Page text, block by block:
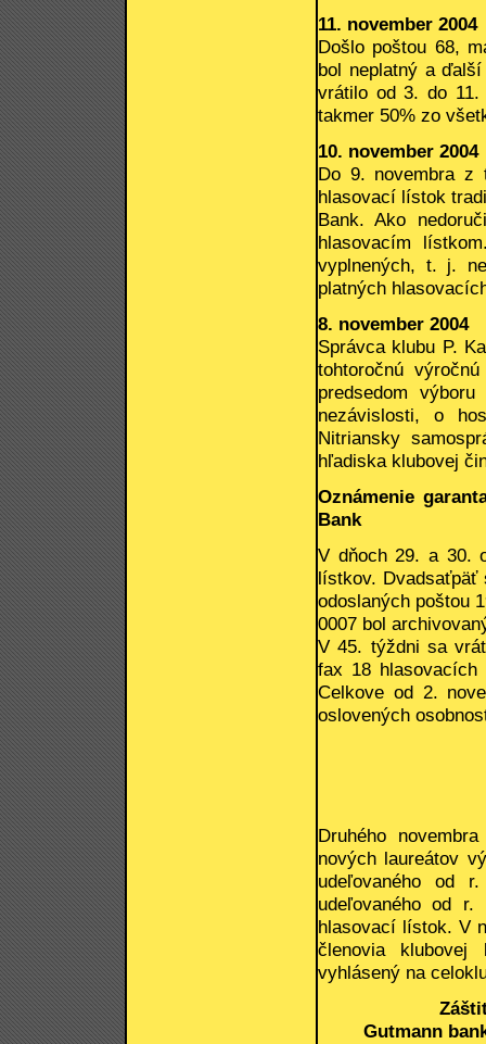
11. november 2004
Došlo poštou 68,
bol neplatný a
vrátilo od 3. do 11.
takmer 50% zo
10. november 2004
Do 9. novembra z
hlasovací lístok
Bank. Ako
hlasovacím
vyplnených, t. j.
platných
8. november 2004
Správca klubu P.
tohtoročnú
predsedom
nezávislosti, o
Nitriansky
hľadiska klubovej
Oznámenie
Bank
V dňoch 29. a 30.
lístkov. Dvadsaťpäť
odoslaných poštou
0007 bol
V 45. týždni sa
fax 18
Celkove od 2.
oslovených
Druhého
nových laureátov
udeľovaného od
udeľovaného od
hlasovací lístok. V
členovia klubovej
vyhlásený na
Gutmann